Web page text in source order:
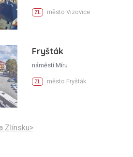
ZL město Vizovice
Fryšták
náměstí Míru
ZL město Fryšták
Zlínsku>